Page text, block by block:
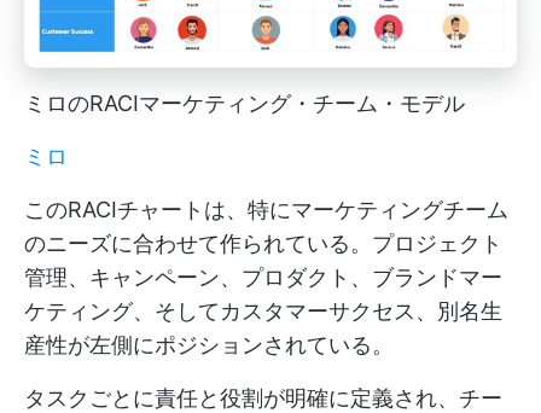
ミロのRACIマーケティング・チーム・モデル
ミロ
このRACIチャートは、特にマーケティングチーム
のニーズに合わせて作られている。プロジェクト
管理、キャンペーン、プロダクト、ブランドマー
ケティング、そしてカスタマーサクセス、別名生
産性が左側にポジションされている。
タスクごとに責任と役割が明確に定義され、チー